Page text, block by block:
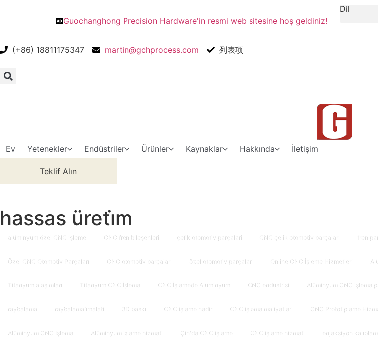
Guochanghong Precision Hardware'in resmi web sitesine hoş geldiniz!
Dil
(+86) 18811175347 martin@gchprocess.com 列表项
Ev Yetenekler Endüstriler Ürünler Kaynaklar Hakkında İletişim
Teklif Alın
hassas üreti̇m
alüminyum özel CNC işleme CNC fren bileşenleri çeli̇k otomoti̇v parçalari CNC çelik otomotiv parçaları fren
Özel CNC Otomotiv Parçaları CNC otomotiv parçaları özel otomoti̇v parçalari Online CNC İşleme Hizmetleri
Titanyum alaşımları Titanyum CNC İşleme CNC İşlemede Alüminyum CNC endüstrisi Alüminyum CNC işleme
raybalama raybalama i̇malati 3D baskı CNC işleme nedir CNC işleme maliyetleri CNC Prototipleme
Alüminyum CNC İşleme Alüminyum işleme hizmeti Çin'de CNC işleme CNC işleme hizmeti enjeksiyon